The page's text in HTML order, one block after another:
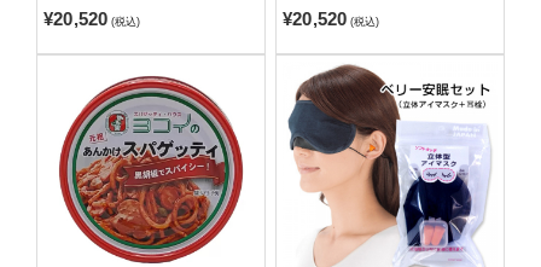
¥20,520 (税込) ¥20,520 (税込)